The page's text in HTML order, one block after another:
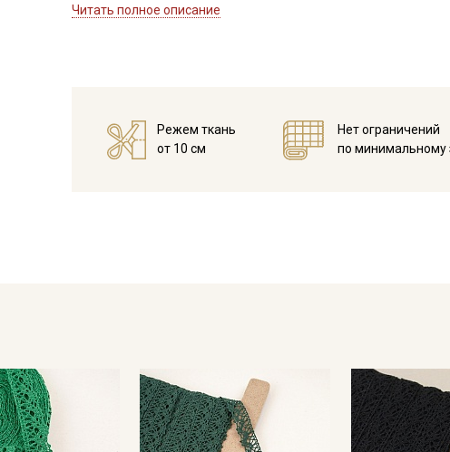
В интерьере можно использовать для украшения скатертей,
Читать полное описание
Режем ткань
от 10 см
Нет ограничений
по минимальному